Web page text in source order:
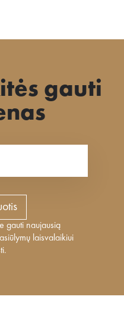
gauti
gauti naujausią
laisvalaikiui